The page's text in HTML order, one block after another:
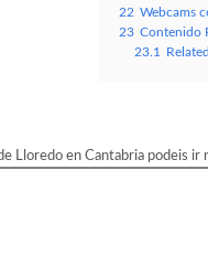
22 Webcams
23 Contenido
23.1
en Cantabria podeis ir